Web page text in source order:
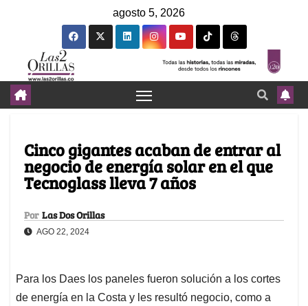
agosto 5, 2026
Cinco gigantes acaban de entrar al
negocio de energía solar en el que
Tecnoglass lleva 7 años
Por Las Dos Orillas
AGO 22, 2024
Para los Daes los paneles fueron solución a los cortes
de energía en la Costa y les resultó negocio, como a